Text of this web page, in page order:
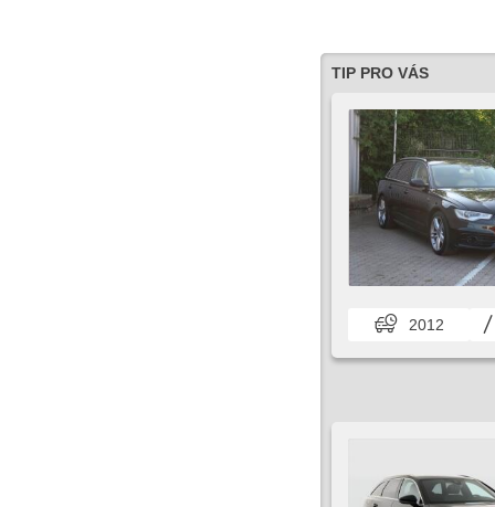
TIP PRO VÁS
2012